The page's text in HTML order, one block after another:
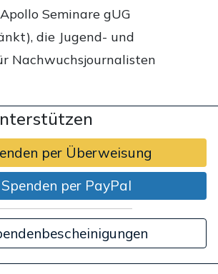
Seminare gUG
die Jugend- und
Nachwuchsjournalisten
per Überweisung
Spenden per PayPal